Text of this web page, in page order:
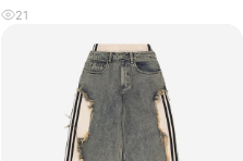
21